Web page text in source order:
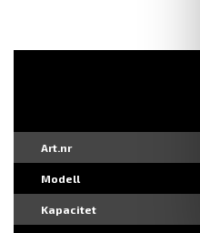
Art.nr
Modell
Kapacitet